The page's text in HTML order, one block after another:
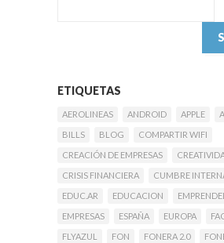
ETIQUETAS
AEROLINEAS ANDROID APPLE
BILLS
BLOG
COMPARTIR WIFI
CREACIÓN DE EMPRESAS
CRISIS FINANCIERA
CUMBRE
EDUC.AR
EDUCACION
EMPRESAS
ESPAÑA EUROPA
FLYAZUL
FON FONERA 2.0